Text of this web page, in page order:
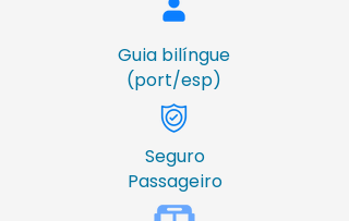
Guia bilíngue
(port/esp)
Seguro
Passageiro